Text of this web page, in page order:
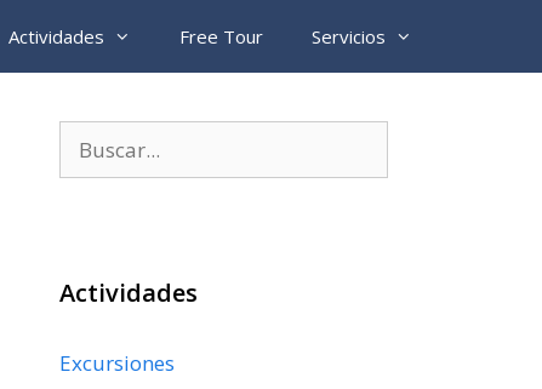
Actividades Free Tour Servicios
Actividades
Excursiones